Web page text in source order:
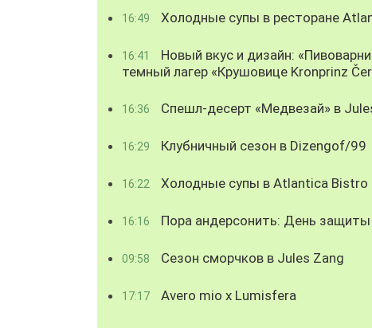
16:49 Холодные супы в ресторане
16:41
Новый вкус и дизайн:
темный лагер «Крушовице Kronprinz
16:36 Спешл-десерт «Медвезай» в
16:29 Клубничный сезон в Dizengof/99
16:22 Холодные супы в Atlantica Bistro
16:16 Пора андерсонить: День
09:58 Сезон сморчков в Jules Zang
17:17 Avero mio x Lumisfera